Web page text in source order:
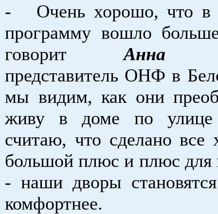
- Очень хорошо, что в
программу вошло
говорит Анна
представитель ОНФ в
мы видим, как они
живу в доме по
считаю, что сделано
большой плюс и плюс для
- наши дворы
комфортнее.